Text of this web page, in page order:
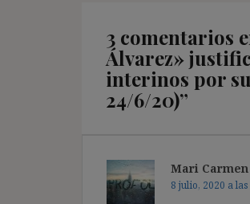
3 comentarios
Álvarez»
interinos por
24/6/20)”
Mari
8 julio, 2020 a